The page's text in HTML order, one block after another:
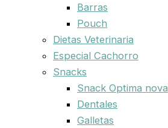
Barras
Pouch
Dietas Veterinaria
Especial Cachorro
Snacks
Snack Optima nova
Dentales
Galletas